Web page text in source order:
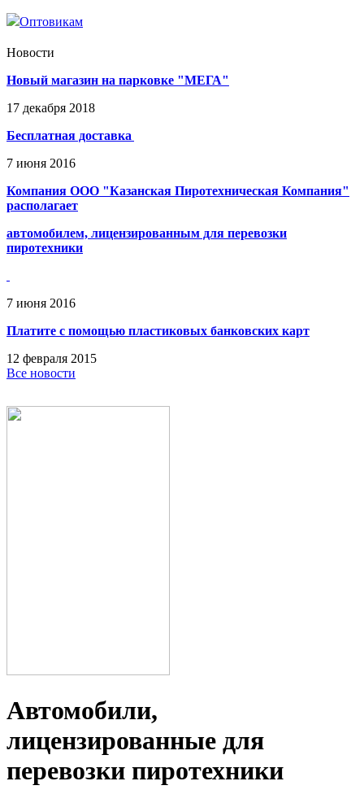
Оптовикам
Новости
Новый магазин на парковке "МЕГА"
17 декабря 2018
Бесплатная доставка
7 июня 2016
Компания ООО "Казанская Пиротехническая Компания"
располагает
автомобилем, лицензированным для перевозки
пиротехники
7 июня 2016
Платите с помощью пластиковых банковских карт
12 февраля 2015
Все новости
Автомобили,
лицензированные для
перевозки пиротехники